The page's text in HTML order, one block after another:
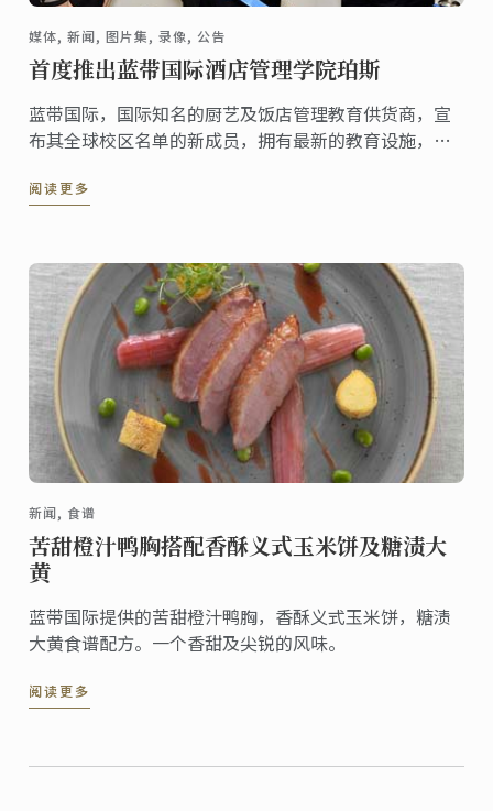
媒体, 新闻, 图片集, 录像, 公告
首度推出蓝带国际酒店管理学院珀斯
蓝带国际，国际知名的厨艺及饭店管理教育供货商，宣
布其全球校区名单的新成员，拥有最新的教育设施，珀
阅读更多
新闻, 食谱
苦甜橙汁鸭胸搭配香酥义式玉米饼及糖渍大
黄
蓝带国际提供的苦甜橙汁鸭胸，香酥义式玉米饼，糖渍
大黄食谱配方。一个香甜及尖锐的风味。
阅读更多